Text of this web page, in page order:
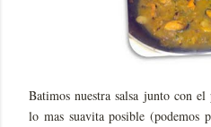
Batimos nuestra salsa junto con
lo mas suavita posible (podemos